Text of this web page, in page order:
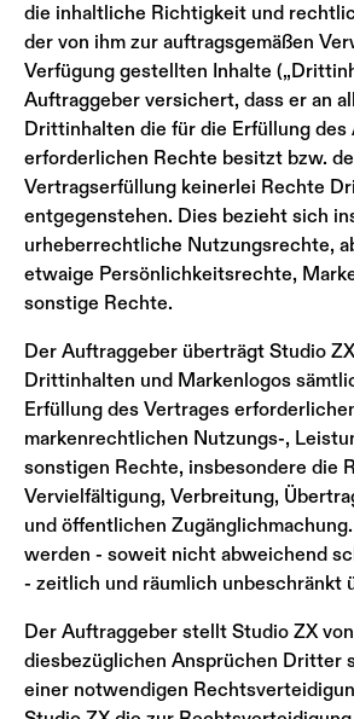
die inhaltliche Richtigkeit und
der von ihm zur auftragsgemäßen
Verfügung gestellten Inhalte
Auftraggeber versichert, dass er an
Drittinhalten die für die Erfüllung des
erforderlichen Rechte besitzt bzw.
Vertragserfüllung keinerlei Rechte
entgegenstehen. Dies bezieht sich
urheberrechtliche Nutzungsrechte,
etwaige Persönlichkeitsrechte,
sonstige Rechte.
Der Auftraggeber überträgt Studio
Drittinhalten und Markenlogos
Erfüllung des Vertrages
markenrechtlichen Nutzungs-,
sonstigen Rechte, insbesondere die
Vervielfältigung, Verbreitung,
und öffentlichen
werden - soweit nicht abweichend
- zeitlich und räumlich unbeschränkt
Der Auftraggeber stellt Studio ZX
diesbezüglichen Ansprüchen Dritter
einer notwendigen